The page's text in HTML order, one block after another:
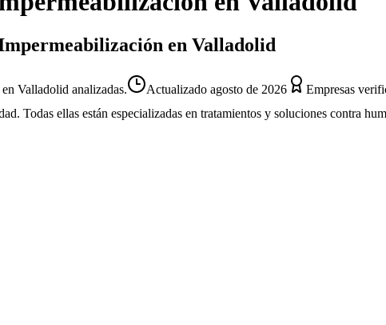
en Valladolid
Valladolid analizadas. Actualizado agosto de 2026
Empresas
Todas ellas están especializadas en tratamientos y soluciones contra